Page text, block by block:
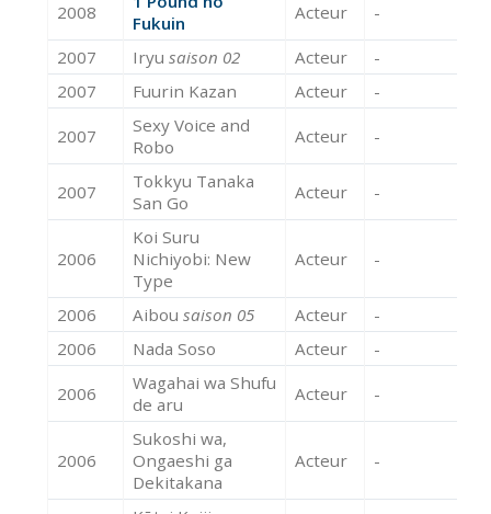
2008
Fukuin
Acteur -
2007 Iryu saison 02 Acteur
-
2007
Fuurin Kazan Acteur -
2007
Sexy Voice and
Robo
Acteur -
2007
Tokkyu Tanaka
San Go
Acteur -
2006
Koi Suru
Nichiyobi: New
Type
Acteur -
2006 Aibou saison 05 Acteur
-
2006
Nada Soso Acteur -
2006
Wagahai wa Shufu
de aru
Acteur -
2006
Sukoshi wa,
Ongaeshi ga
Dekitakana
Acteur -